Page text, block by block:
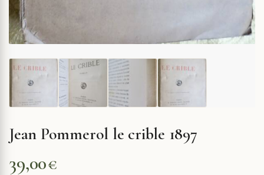
Jean Pommerol le crible 1897
39,00€